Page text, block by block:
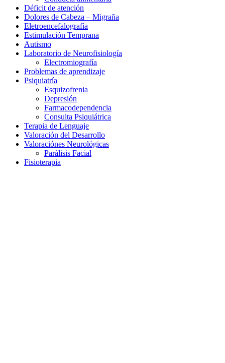
Déficit de atención
Dolores de Cabeza – Migraña
Eletroencefalografía
Estimulación Temprana
Autismo
Laboratorio de Neurofisiología
Electromiografía
Problemas de aprendizaje
Psiquiatría
Esquizofrenia
Depresión
Farmacodependencia
Consulta Psiquiátrica
Terapia de Lenguaje
Valoración del Desarrollo
Valoraciónes Neurológicas
Parálisis Facial
Fisioterapia